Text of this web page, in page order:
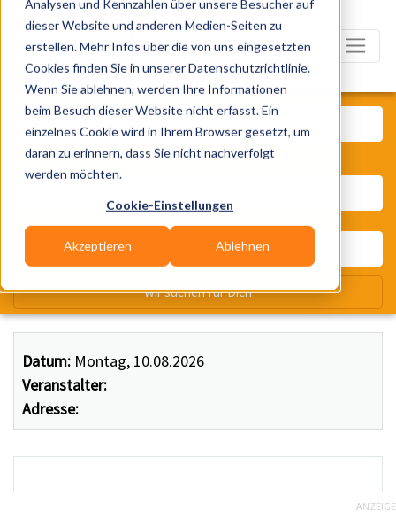
Analysen und Kennzahlen über unsere Besucher auf
dieser Website und anderen Medien-Seiten zu
erstellen. Mehr Infos über die von uns eingesetzten
Cookies finden Sie in unserer Datenschutzrichtlinie.
Wenn Sie ablehnen, werden Ihre Informationen
beim Besuch dieser Website nicht erfasst. Ein
einzelnes Cookie wird in Ihrem Browser gesetzt, um
daran zu erinnern, dass Sie nicht nachverfolgt
werden möchten.
Cookie-Einstellungen
Akzeptieren Ablehnen
Datum: Montag, 10.08.2026
Veranstalter:
Adresse:
Was? Künstler, Zelte, Bands,
Wir suchen für Dich
ANZEIGE